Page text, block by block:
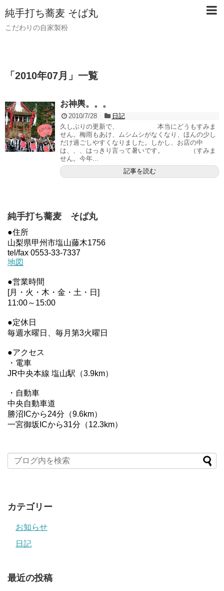
純手打ち蕎麦 そば丸
こだわりの自家製粉
「 2010年07月 」 一覧
お神輿。。。
2010/7/28
日記
久しぶりの更新で、 本当にどうもすみま
せん。梅雨もあけ、ムシムシがなくなり、ほんの少し
だけ過ごしやすくなりました。しかし、お店の中
は、、、はっきり言って暑いです。 （すみま
せん。今年...
記事を読む
純手打ち蕎麦 そば丸
●住所
山梨県甲州市塩山藤木1756
tel/fax 0553-33-7337
地図
●営業時間
[月・火・木・金・土・日]
11:00～15:00
●定休日
毎週水曜日、毎月第3火曜日
●アクセス
・電車
JR中央本線 塩山駅（3.9km）
・自動車
中央自動車道
勝沼ICから24分（9.6km）
一宮御坂ICから31分（12.3km）
カテゴリー
お知らせ
日記
最近の投稿